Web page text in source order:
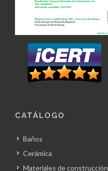
CATÁLOGO
Baños
Cerámica
Materiales de construcción